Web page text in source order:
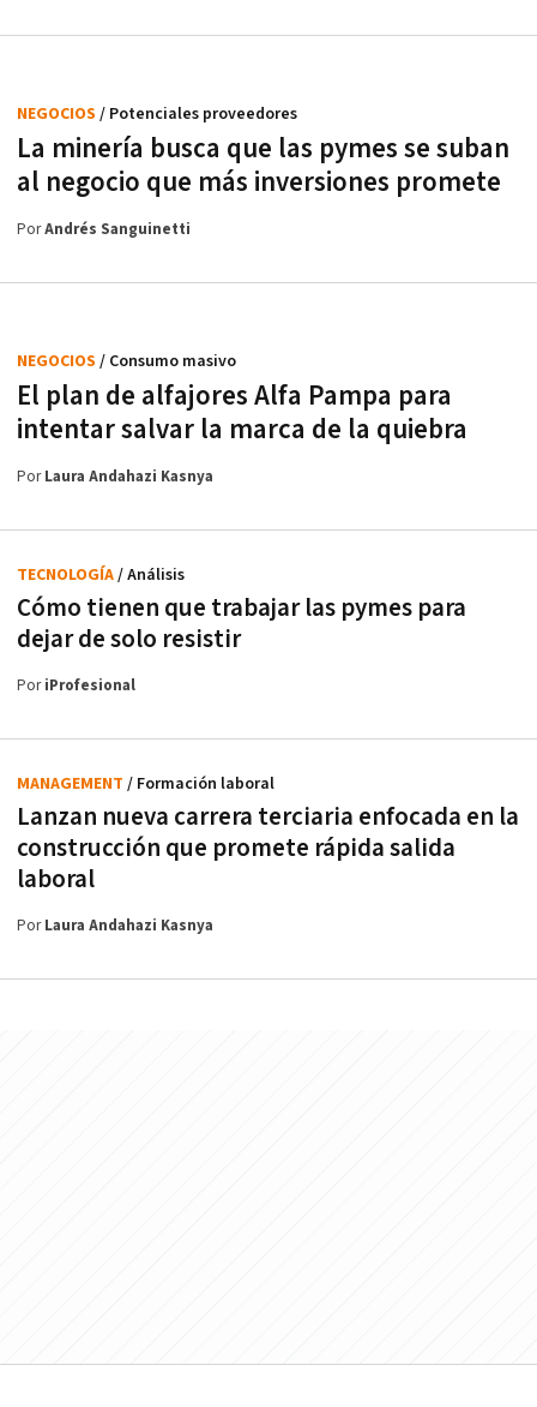
La minería busca que las pymes se suban
al negocio que más inversiones promete
NEGOCIOS / Potenciales proveedores
PorAndrés Sanguinetti
El plan de alfajores Alfa Pampa para
intentar salvar la marca de la quiebra
NEGOCIOS / Consumo masivo
PorLaura Andahazi Kasnya
Cómo tienen que trabajar las pymes para
dejar de solo resistir
TECNOLOGÍA/ Análisis
PoriProfesional
Lanzan nueva carrera terciaria enfocada en la
construcción que promete rápida salida
laboral
MANAGEMENT / Formación laboral
PorLaura Andahazi Kasnya